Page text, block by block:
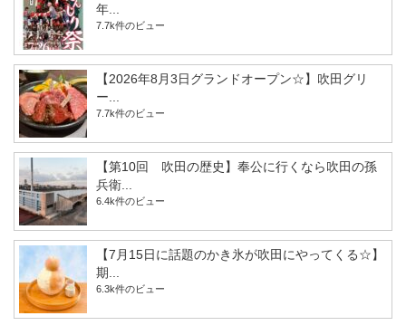
年...
7.7k件のビュー
【2026年8月3日グランドオープン☆】吹田グリ
ー...
7.7k件のビュー
【第10回 吹田の歴史】奉公に行くなら吹田の孫
兵衛...
6.4k件のビュー
【7月15日に話題のかき氷が吹田にやってくる☆】
期...
6.3k件のビュー